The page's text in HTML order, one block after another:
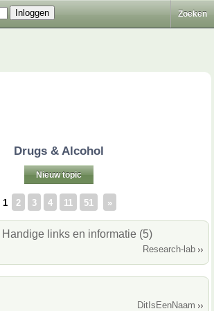
Zoeken
Drugs & Alcohol
Nieuw topic
1 2 3 4 11 51 »
Handige links en informatie (5)
Research-lab
DitIsEenNaam